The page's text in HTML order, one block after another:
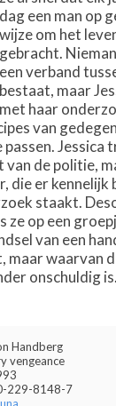
dag een man op
wijze om het
gebracht.
een verband
bestaat, maar
met haar
van
Jessica
van de politie,
die er kennelijk
staakt.
ze op een
van een
maar waarvan
onschuldig
Handberg
vengeance
229-8148-7